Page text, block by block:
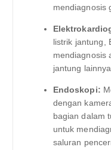
mendiagnosis
listrik jantung,
mendiagnosis
jantung lainnya.
Endoskopi:
dengan
bagian dalam
untuk
saluran